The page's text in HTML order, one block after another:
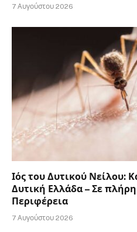
7 Αυγούστου 2026
Ιός του Δυτικού Νείλου:
Δυτική Ελλάδα – Σε
Περιφέρεια
7 Αυγούστου 2026